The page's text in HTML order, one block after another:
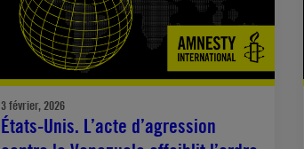
3 février, 2026
États-Unis. L’acte d’agression